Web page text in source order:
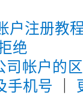
户注册教
绝
司帐户的
手机号